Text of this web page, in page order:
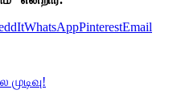
WhatsAppPinterestEmail
முடிவு!